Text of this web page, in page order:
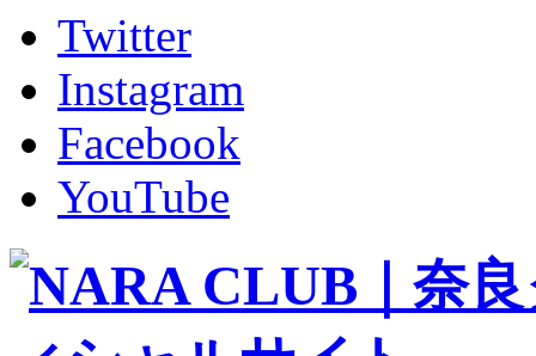
グッズ
ファンコミュニティ
ホームタウン
コラム
その他
TEAM
2026/27トップチーム
2026/27トップチームスタッフ
バモス
チアダンススクール
ボランティアチーム「volundeer」
ビクトリーロード
Twitter
Instagram
Facebook
YouTube